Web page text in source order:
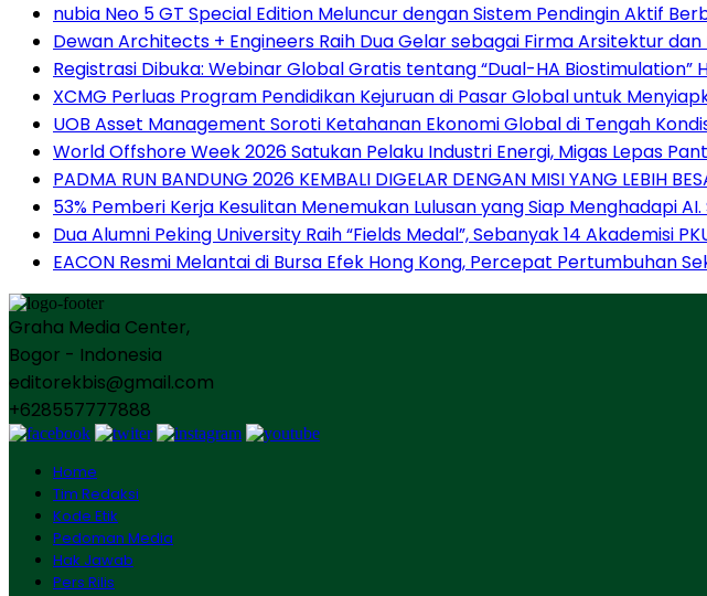
nubia Neo 5 GT Special Edition Meluncur dengan Sistem Pendingin Aktif
Dewan Architects + Engineers Raih Dua Gelar sebagai Firma Arsitektur
Registrasi Dibuka: Webinar Global Gratis tentang “Dual-HA Biostimulation”
XCMG Perluas Program Pendidikan Kejuruan di Pasar Global untuk
UOB Asset Management Soroti Ketahanan Ekonomi Global di Tengah
World Offshore Week 2026 Satukan Pelaku Industri Energi, Migas Lepas
PADMA RUN BANDUNG 2026 KEMBALI DIGELAR DENGAN MISI YANG LEBIH
53% Pemberi Kerja Kesulitan Menemukan Lulusan yang Siap Menghadapi
Dua Alumni Peking University Raih “Fields Medal”, Sebanyak 14 Akademisi
EACON Resmi Melantai di Bursa Efek Hong Kong, Percepat Pertumbuhan
Graha Media Center,
Bogor - Indonesia
editorekbis@gmail.com
+628557777888
Home
Tim Redaksi
Kode Etik
Pedoman Media
Hak Jawab
Pers Rilis